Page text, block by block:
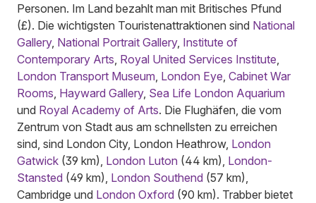
Personen. Im Land bezahlt man mit Britisches Pfund
(£). Die wichtigsten Touristenattraktionen sind National
Gallery, National Portrait Gallery, Institute of
Contemporary Arts Royal United Services Institute
London Transport Museum London Eye Cabinet War
Rooms Hayward Gallery, Sea Life London Aquarium
und Royal Academy of Arts. Die Flughäfen, die vom
Zentrum von Stadt aus am schnellsten zu erreichen
sind, sind London City, London Heathrow, London
Gatwick (39 km), London Luton (44 km), London-
Stansted (49 km), London Southend (57 km),
Cambridge und London Oxford (90 km). Trabber bietet